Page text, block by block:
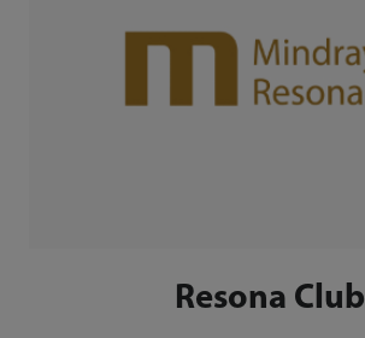
Resona Club